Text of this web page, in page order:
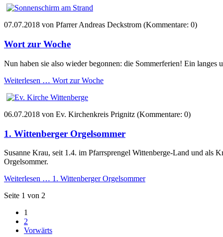
07.07.2018 von Pfarrer Andreas Deckstrom (Kommentare: 0)
Wort zur Woche
Nun haben sie also wieder begonnen: die Sommerferien! Ein langes
Weiterlesen … Wort zur Woche
06.07.2018 von Ev. Kirchenkreis Prignitz (Kommentare: 0)
1. Wittenberger Orgelsommer
Susanne Krau, seit 1.4. im Pfarrsprengel Wittenberge-Land und
Orgelsommer.
Weiterlesen … 1. Wittenberger Orgelsommer
Seite 1 von 2
1
2
Vorwärts